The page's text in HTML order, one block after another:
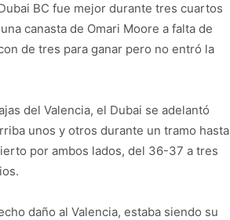
BC fue mejor durante tres cuartos
canasta de Omari Moore a falta de
de tres para ganar pero no entró la
del Valencia, el Dubai se adelantó
unos y otros durante un tramo hasta
por ambos lados, del 36-37 a tres
daño al Valencia, estaba siendo su